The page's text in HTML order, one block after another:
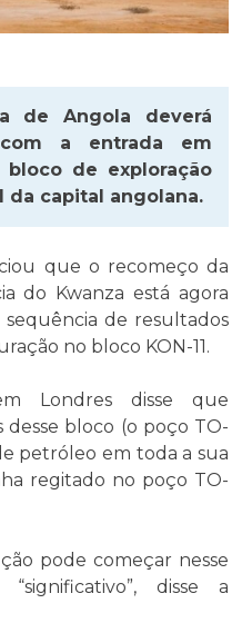
de Angola deverá
a entrada em
de exploração
da capital angolana.
que o recomeço da
do Kwanza está agora
de resultados
no bloco KON-11.
Londres disse que
bloco (o poço TO-
petróleo em toda a sua
regitado no poço TO-
pode começar nesse
disse a